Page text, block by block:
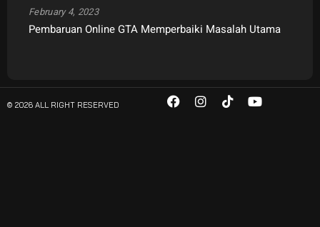
Pembaruan Online GTA Memperbaiki Masalah Utama
February 4, 2023
© 2026 ALL RIGHT RESERVED